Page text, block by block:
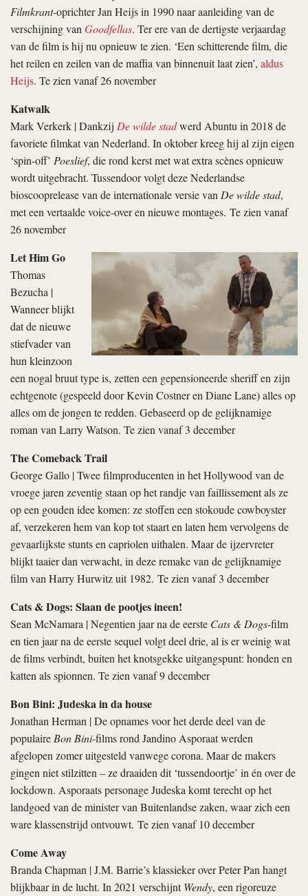
Filmkrant-oprichter Jan Heijs in 1990 naar aanleiding van de
verschijning vanGoodfellas. Ter ere van de dertigste verjaardag
van de film is hij nu opnieuw te zien. ‘Een schitterende film, die
het reilen en zeilen van de maffia van binnenuit laat zien’, aldus
Heijs. Te zien vanaf 26 november
Katwalk
Mark Verkerk | Dankzij De wilde stadwerd Abuntu in 2018 de
favoriete filmkat van Nederland. In oktober kreeg hij al zijn eigen
‘spin-off’ Poeslief, die rond kerst met wat extra scènes opnieuw
wordt uitgebracht. Tussendoor volgt deze Nederlandse
bioscooprelease van de internationale versie vanDe wilde stad,
met een vertaalde voice-over en nieuwe montages. Te zien vanaf
26 november
Let Him Go
Thomas
Bezucha |
Wanneer blijkt
dat de nieuwe
stiefvader van
hun kleinzoon
een nogal bruut type is, zetten een gepensioneerde sheriff en zijn
echtgenote (gespeeld door Kevin Costner en Diane Lane) alles op
alles om de jongen te redden. Gebaseerd op de gelijknamige
roman van Larry Watson. Te zien vanaf 3 december
The Comeback Trail
George Gallo | Twee filmproducenten in het Hollywood van de
vroege jaren zeventig staan op het randje van faillissement als ze
op een gouden idee komen: ze stoffen een stokoude cowboyster
af, verzekeren hem van kop tot staart en laten hem vervolgens de
gevaarlijkste stunts en capriolen uithalen. Maar de ijzervreter
blijkt taaier dan verwacht, in deze remake van de gelijknamige
film van Harry Hurwitz uit 1982. Te zien vanaf 3 december
Cats & Dogs: Slaan de pootjes ineen!
Sean McNamara | Negentien jaar na de eerste Cats & Dogs-film
en tien jaar na de eerste sequel volgt deel drie, al is er weinig wat
de films verbindt, buiten het knotsgekke uitgangspunt: honden en
katten als spionnen. Te zien vanaf 9 december
Bon Bini: Judeska in da house
Jonathan Herman | De opnames voor het derde deel van de
populaireBon Bini-films rond Jandino Asporaat werden
afgelopen zomer uitgesteld vanwege corona. Maar de makers
gingen niet stilzitten – ze draaiden dit ‘tussendoortje’ in én over de
lockdown. Asporaats personage Judeska komt terecht op het
landgoed van de minister van Buitenlandse zaken, waar zich een
ware klassenstrijd ontvouwt. Te zien vanaf 10 december
Come Away
Branda Chapman | J.M. Barrie’s klassieker over Peter Pan hangt
blijkbaar in de lucht. In 2021 verschijntWendy, een rigoreuze